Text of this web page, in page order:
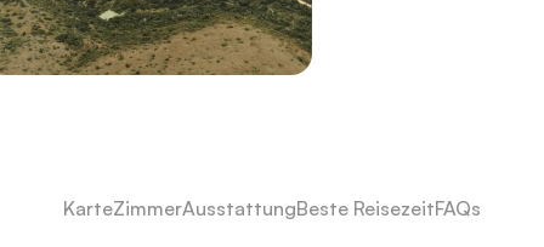
KarteZimmerAusstattungBeste ReisezeitFAQs